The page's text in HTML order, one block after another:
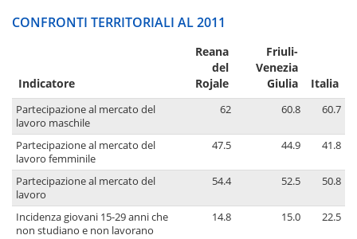
CONFRONTI TERRITORIALI AL 2011
Indicatore
Reana
del
Rojale
Friuli-
Venezia
Giulia
Italia
Partecipazione al mercato del
lavoro maschile
62 60.8 60.7
Partecipazione al mercato del
lavoro femminile
47.5 44.9 41.8
Partecipazione al mercato del
lavoro
54.4 52.5 50.8
Incidenza giovani 15-29 anni che
non studiano e non lavorano
14.8 15.0 22.5